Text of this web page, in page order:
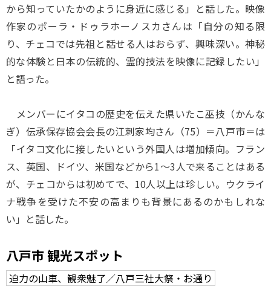
から知っていたかのように身近に感じる」と話した。映像
作家のポーラ・ドゥラホーノスカさんは「自分の知る限
り、チェコでは先祖と話せる人はおらず、興味深い。神秘
的な体験と日本の伝統的、霊的技法を映像に記録したい」
と語った。
メンバーにイタコの歴史を伝えた県いたこ巫技（かんな
ぎ）伝承保存協会会長の江刺家均さん（75）＝八戸市＝は
「イタコ文化に接したいという外国人は増加傾向。フラン
ス、英国、ドイツ、米国などから1～3人で来ることはある
が、チェコからは初めてで、10人以上は珍しい。ウクライ
ナ戦争を受けた不安の高まりも背景にあるのかもしれな
い」と話した。
八戸市 観光スポット
迫力の山車、観衆魅了／八戸三社大祭・お通り